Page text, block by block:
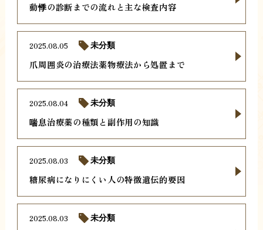
動悸の診断までの流れと主な検査内容
爪周囲炎の治療法薬物療法から処置まで
2025.08.05 未分類
喘息治療薬の種類と副作用の知識
2025.08.04 未分類
糖尿病になりにくい人の特徴遺伝的要因
2025.08.03 未分類
2025.08.03 未分類